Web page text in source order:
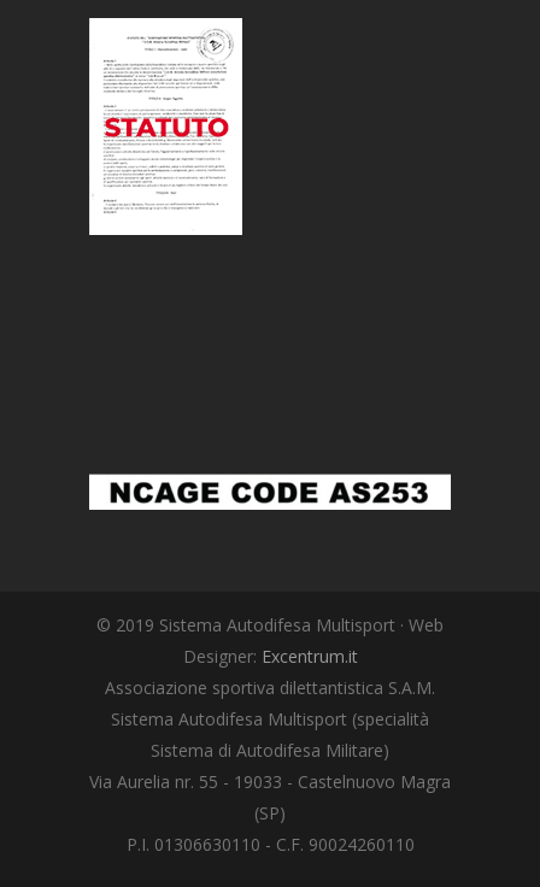
© 2019 Sistema Autodifesa Multisport · Web
Designer: Excentrum.it
Associazione sportiva dilettantistica S.A.M.
Sistema Autodifesa Multisport (specialità
Sistema di Autodifesa Militare)
Via Aurelia nr. 55 - 19033 - Castelnuovo Magra
(SP)
P.I. 01306630110 - C.F. 90024260110